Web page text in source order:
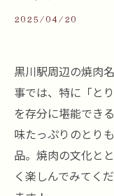
2025/04/20
黒川駅周辺の焼肉
事では、特に「と
を存分に堪能でき
味たっぷりのとり
品。焼肉の文化と
く楽しんでみてく